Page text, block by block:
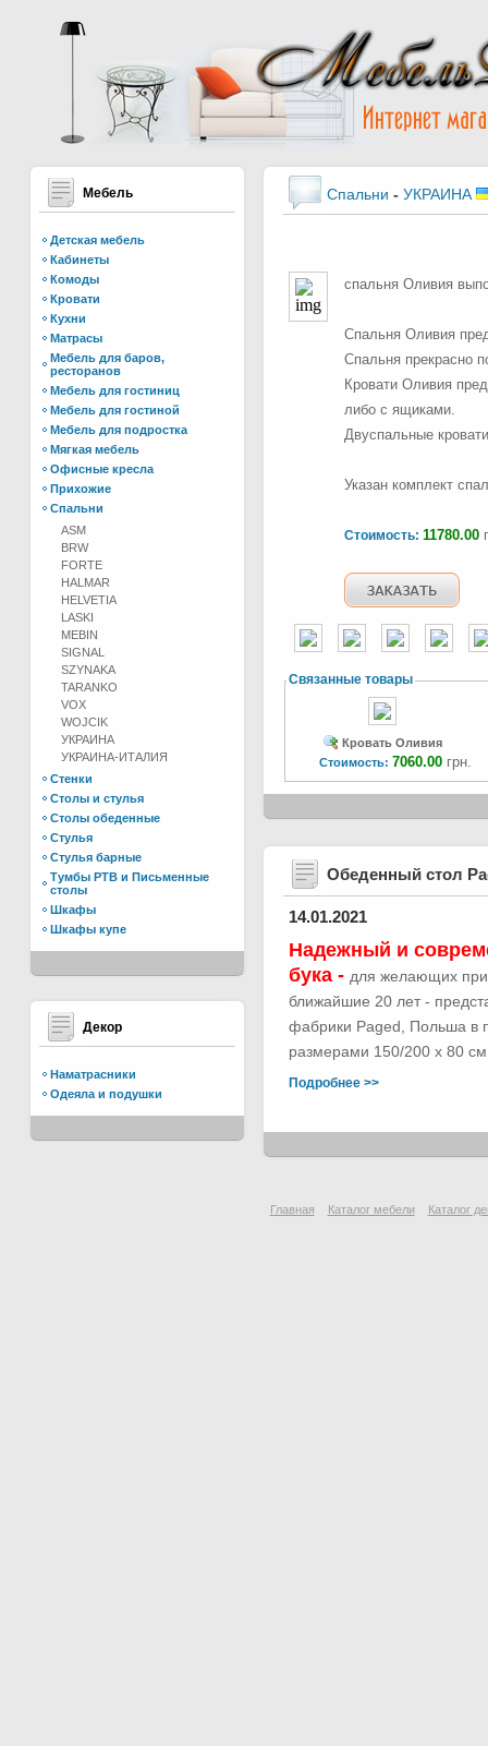
Мебель
Детская мебель
Кабинеты
Комоды
Кровати
Кухни
Матрасы
Мебель для баров,
ресторанов
Мебель для гостиниц
Мебель для гостиной
Мебель для подростка
Мягкая мебель
Офисные кресла
Прихожие
Спальни
ASM
BRW
FORTE
HALMAR
HELVETIA
LASKI
MEBIN
SIGNAL
SZYNAKA
TARANKO
VOX
WOJCIK
УКРАИНА
УКРАИНА-ИТАЛИЯ
Стенки
Столы и стулья
Столы обеденные
Стулья
Стулья барные
Тумбы РТВ и Письменные
столы
Шкафы
Шкафы купе
Декор
Наматрасники
Одеяла и подушки
Спальни - УКРАИНА
спальня Оливия
Спальня Оливия
Спальня прекрасно
Кровати Оливия
либо с ящиками.
Двуспальные
Указан комплект
Стоимость: 11780.00
Связанные товары
Кровать Оливия
Стоимость: 7060.00 грн.
Обеденный стол
14.01.2021
Надежный и
бука - для желающих
ближайшие 20 лет -
фабрики Paged, Польша в
размерами 150/200 х 80
Подробнее >>
Главная Каталог мебели Каталог